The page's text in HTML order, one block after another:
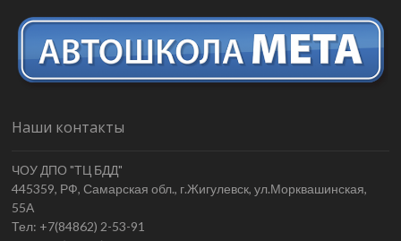
Наши контакты
ЧОУ ДПО "ТЦ БДД"
445359, РФ, Самарская обл., г.Жигулевск, ул.Морквашинская,
55А
Тел: +7(84862) 2-53-91